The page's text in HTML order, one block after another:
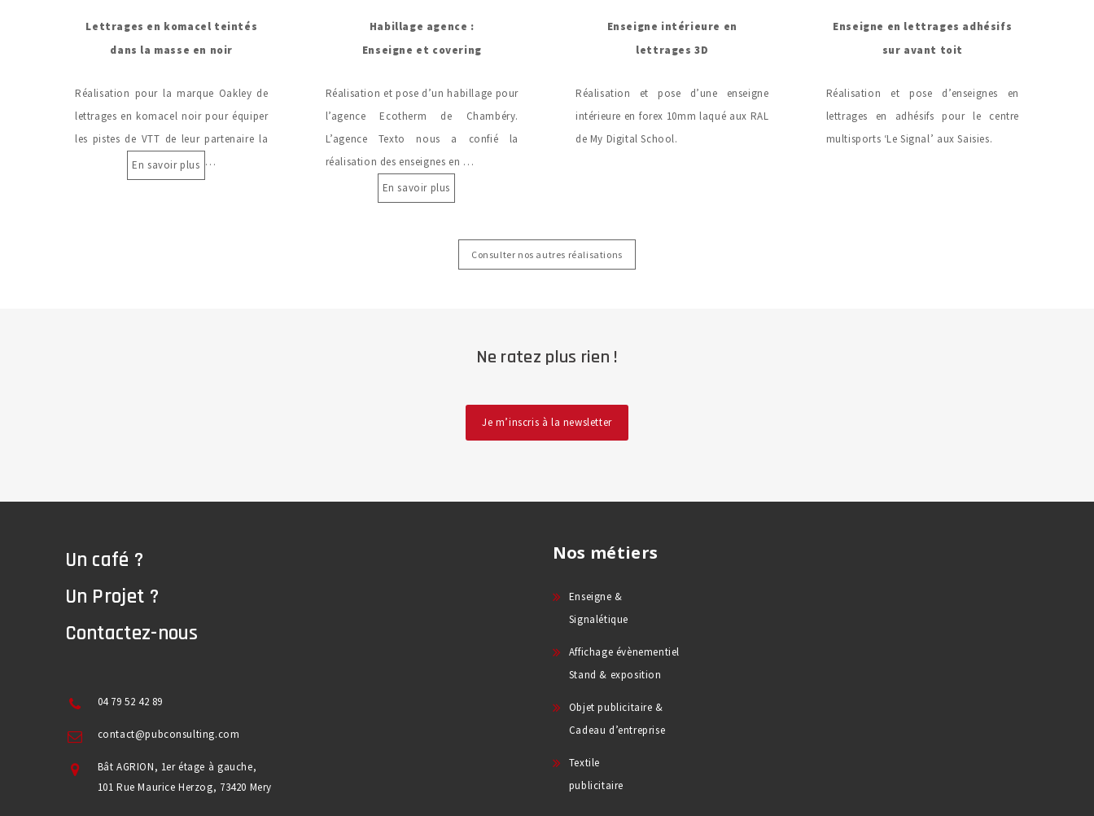
Lettrages en komacel teintés
dans la masse en noir
Réalisation pour la marque Oakley de
lettrages en komacel noir pour équiper
les pistes de VTT de leur partenaire la
…
En savoir plus
Habillage agence :
Enseigne et covering
Réalisation et pose d’un habillage pour
l’agence Ecotherm de Chambéry.
L’agence Texto nous a confié la
réalisation des enseignes en …
En savoir plus
Enseigne intérieure en
lettrages 3D
Réalisation et pose d’une enseigne
intérieure en forex 10mm laqué aux RAL
de My Digital School.
Enseigne en lettrages adhésifs
sur avant toit
Réalisation et pose d’enseignes en
lettrages en adhésifs pour le centre
multisports ‘Le Signal’ aux Saisies.
Consulter nos autres réalisations
Ne ratez plus rien !
Je m’inscris à la newsletter
Un café ?
Un Projet ?
Contactez-nous
04 79 52 42 89
contact@pubconsulting.com
Bât AGRION, 1er étage à gauche,
101 Rue Maurice Herzog, 73420 Mery
Nos métiers
Enseigne &
Signalétique
Affichage évènementiel
Stand & exposition
Objet publicitaire &
Cadeau d’entreprise
Textile
publicitaire